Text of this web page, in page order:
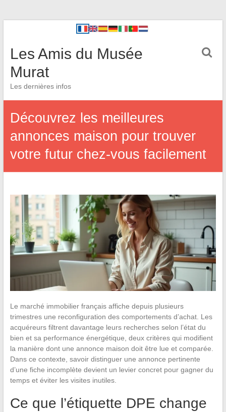
Les Amis du Musée
Murat
Les dernières infos
Découvrez les meilleures
annonces maison pour trouver
votre futur chez-vous facilement
Le marché immobilier français affiche depuis plusieurs
trimestres une reconfiguration des comportements d’achat. Les
acquéreurs filtrent davantage leurs recherches selon l’état du
bien et sa performance énergétique, deux critères qui modifient
la manière dont une annonce maison doit être lue et comparée.
Dans ce contexte, savoir distinguer une annonce pertinente
d’une fiche incomplète devient un levier concret pour gagner du
temps et éviter les visites inutiles.
Ce que l’étiquette DPE change